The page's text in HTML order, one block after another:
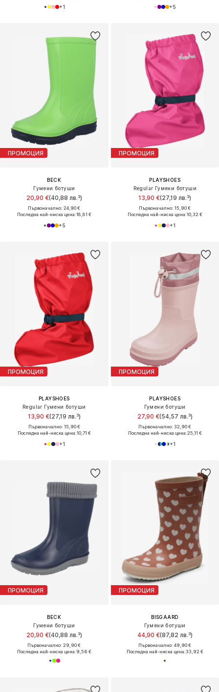
+1 +5
ПРОМОЦИЯ
BECK
Гумени ботуши
20,90 €(40,88 лв.³)
Първоначално: 24,90 €
Последна най-ниска цена:18,81 €
+5
ПРОМОЦИЯ
PLAYSHOES
Regular Гумени ботуши
13,90 €(27,19 лв.³)
Първоначално: 15,90 €
Последна най-ниска цена:10,32 €
+1
ПРОМОЦИЯ
PLAYSHOES
Regular Гумени ботуши
13,90 €(27,19 лв.³)
Първоначално: 15,90 €
Последна най-ниска цена:10,71 €
+1
ПРОМОЦИЯ
PLAYSHOES
Гумени ботуши
27,90 €(54,57 лв.³)
Първоначално: 32,90 €
Последна най-ниска цена:25,11 €
+1
ПРОМОЦИЯ
BECK
Гумени ботуши
20,90 €(40,88 лв.³)
Първоначално: 29,90 €
Последна най-ниска цена:9,56 €
ПРОМОЦИЯ
BISGAARD
Гумени ботуши
44,90 €(87,82 лв.³)
Първоначално: 49,90 €
Последна най-ниска цена:33,92 €